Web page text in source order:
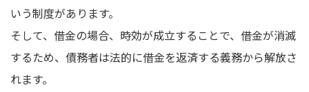
いう制度があります。
そして、借金の場合、時効が成立することで、借金が消滅
するため、債務者は法的に借金を返済する義務から解放さ
れます。